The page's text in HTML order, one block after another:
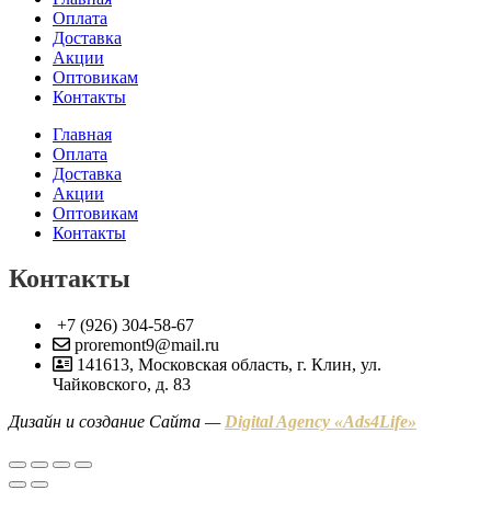
Оплата
Доставка
Акции
Оптовикам
Контакты
Главная
Оплата
Доставка
Акции
Оптовикам
Контакты
Контакты
+7 (926) 304-58-67
proremont9@mail.ru
141613, Московская область, г. Клин, ул.
Чайковского, д. 83
Дизайн и создание Сайта — Digital Agency «Ads4Life»